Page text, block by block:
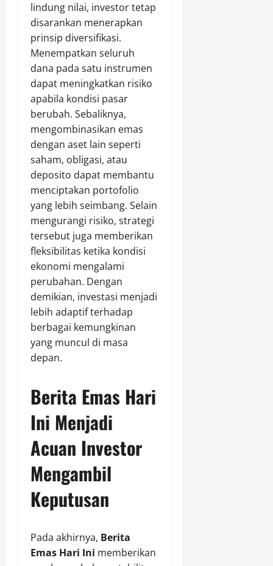
lindung nilai, investor tetap
disarankan menerapkan
prinsip diversifikasi.
Menempatkan seluruh
dana pada satu instrumen
dapat meningkatkan risiko
apabila kondisi pasar
berubah. Sebaliknya,
mengombinasikan emas
dengan aset lain seperti
saham, obligasi, atau
deposito dapat membantu
menciptakan portofolio
yang lebih seimbang. Selain
mengurangi risiko, strategi
tersebut juga memberikan
fleksibilitas ketika kondisi
ekonomi mengalami
perubahan. Dengan
demikian, investasi menjadi
lebih adaptif terhadap
berbagai kemungkinan
yang muncul di masa
depan.
Berita Emas Hari
Ini Menjadi
Acuan Investor
Mengambil
Keputusan
Pada akhirnya, Berita
Emas Hari Ini memberikan